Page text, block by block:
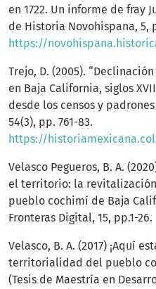
en 1722. Un informe de fray
de Historia Novohispana, 5,
https://novohispana.historicas.unam.mx/
Trejo, D. (2005).
en Baja California, siglos
desde los censos y
54(3), pp. 761-83.
https://historiamexicana.colmex.mx/
Velasco Pegueros, B. A.
el territorio: la
pueblo cochimí de Baja
Fronteras Digital, 15, pp.1-26.
Velasco, B. A. (2017) ¡Aquí
territorialidad del pueblo
(Tesis de Maestría en